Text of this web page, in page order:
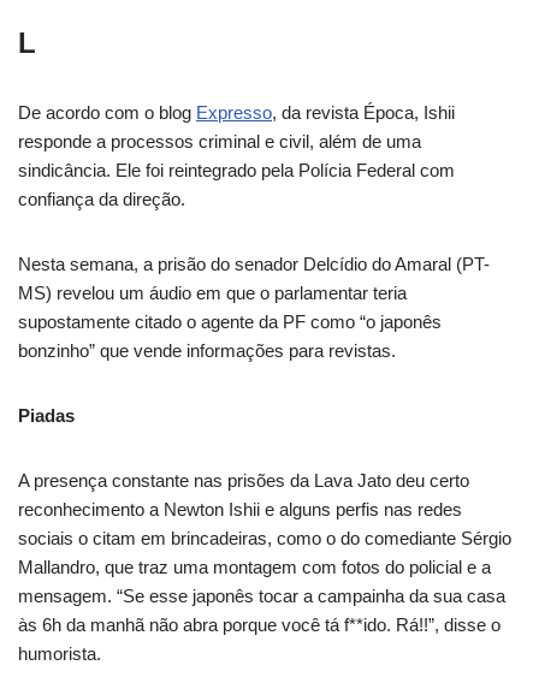
L
De acordo com o blog Expresso, da revista Época, Ishii
responde a processos criminal e civil, além de uma
sindicância. Ele foi reintegrado pela Polícia Federal com
confiança da direção.
Nesta semana, a prisão do senador Delcídio do Amaral (PT-
MS) revelou um áudio em que o parlamentar teria
supostamente citado o agente da PF como “o japonês
bonzinho” que vende informações para revistas.
Piadas
A presença constante nas prisões da Lava Jato deu certo
reconhecimento a Newton Ishii e alguns perfis nas redes
sociais o citam em brincadeiras, como o do comediante Sérgio
Mallandro, que traz uma montagem com fotos do policial e a
mensagem. “Se esse japonês tocar a campainha da sua casa
às 6h da manhã não abra porque você tá f**ido. Rá!!”, disse o
humorista.